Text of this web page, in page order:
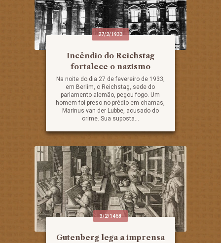
27/2/1933
Incêndio do Reichstag
fortalece o nazismo
Na noite do dia 27 de fevereiro de 1933,
em Berlim, o Reichstag, sede do
parlamento alemão, pegou fogo. Um
homem foi preso no prédio em chamas,
Marinus van der Lubbe, acusado do
crime. Sua suposta...
3/2/1468
Gutenberg lega a imprensa